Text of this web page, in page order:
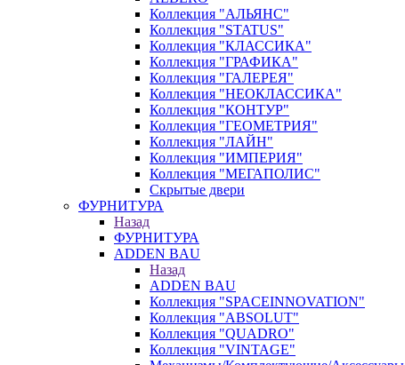
Коллекция "АЛЬЯНС"
Коллекция "STATUS"
Коллекция "КЛАССИКА"
Коллекция "ГРАФИКА"
Коллекция "ГАЛЕРЕЯ"
Коллекция "НЕОКЛАССИКА"
Коллекция "КОНТУР"
Коллекция "ГЕОМЕТРИЯ"
Коллекция "ЛАЙН"
Коллекция "ИМПЕРИЯ"
Коллекция "МЕГАПОЛИС"
Скрытые двери
ФУРНИТУРА
Назад
ФУРНИТУРА
ADDEN BAU
Назад
ADDEN BAU
Коллекция "SPACEINNOVATION"
Коллекция "ABSOLUT"
Коллекция "QUADRO"
Коллекция "VINTAGE"